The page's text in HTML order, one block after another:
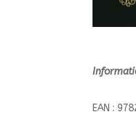
EAN :